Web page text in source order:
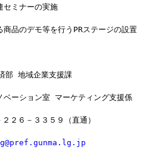
ナーの実施
モ等を行うPRステージの設置
部 地域企業支援課
ョン室 マーケティング支援係
３３５９（直通）